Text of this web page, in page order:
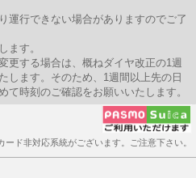
行できない場合がありますのでご了
す。
更する場合は、概ねダイヤ改正の1週
します。そのため、1週間以上先の日
て時刻のご確認をお願いいたします。
ド非対応系統がございます。ご注意下さい。